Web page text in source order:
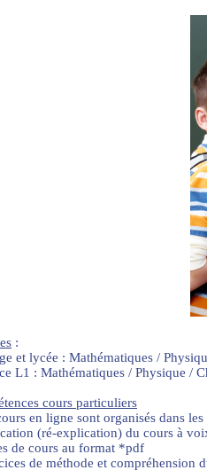
:
et lycée : Mathématiques /
L1 : Mathématiques / Physique /
cours particuliers
en ligne sont organisés dans
(ré-explication) du cours à
de cours au format *pdf
de méthode et compréhension